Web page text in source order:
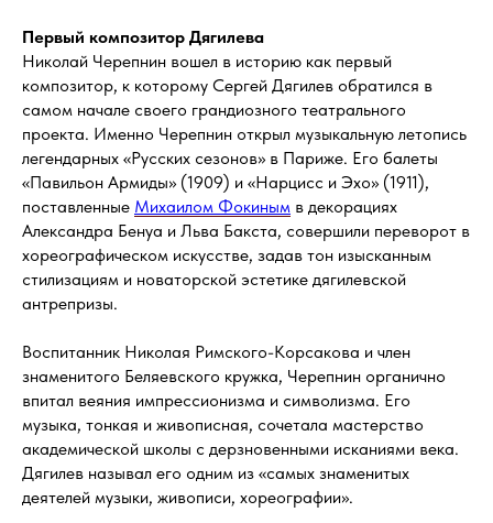
Первый композитор Дягилева
Николай Черепнин вошел в историю как первый
композитор, к которому Сергей Дягилев обратился в
самом начале своего грандиозного театрального
проекта. Именно Черепнин открыл музыкальную летопись
легендарных «Русских сезонов» в Париже. Его балеты
«Павильон Армиды» (1909) и «Нарцисс и Эхо» (1911),
поставленные Михаилом Фокиным в декорациях
Александра Бенуа и Льва Бакста, совершили переворот в
хореографическом искусстве, задав тон изысканным
стилизациям и новаторской эстетике дягилевской
антрепризы.
Воспитанник Николая Римского-Корсакова и член
знаменитого Беляевского кружка, Черепнин органично
впитал веяния импрессионизма и символизма. Его
музыка, тонкая и живописная, сочетала мастерство
академической школы с дерзновенными исканиями века.
Дягилев называл его одним из «самых знаменитых
деятелей музыки, живописи, хореографии».